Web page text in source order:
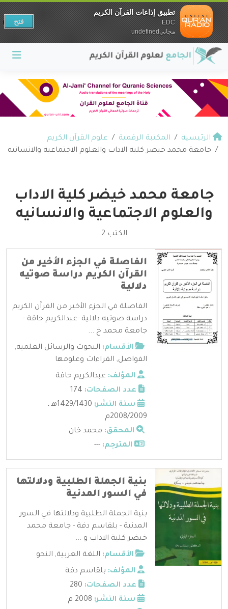
الرئيسية المكتبة الرقمية
علوم القرآن الكريم
جامعة محمد خيضر كلية الاداب والعلوم الاجتماعية والانسانيه
جامعة محمد خيضر كلية الاداب
والعلوم الاجتماعية والانسانيه
الكتب 2
الفاصلة في الجزء الأخير من
القرآن الكريم دراسة صوتيه
دلالية
الفاصلة في الجزء الأخير من القرآن الكريم
دراسة صوتيه دلالية -عبدالكريم حاقة -
جامعة محمد خ ...
الأقسام: البحوث والرسائل العلمية,
الفواصل, القراءات وعلومها
المؤلف: عبدالكريم حاقة
عدد الصفحات:
سنة النشر:
1429/1430هـ ـ
2008/2009م
المحقق: محمد خان
المترجم: ---
بنية الجملة الطلبية ودلالتها
في السور المدنية
بنية الجملة الطلبية ودلالتها في السور
المدنية - بلقاسم دفة - جامعة محمد
خيضر كلية الاداب و ...
الأقسام: اللغة العربية, النحو
المؤلف: بلقاسم دفة
عدد الصفحات:
سنة النشر:
تطبيق إذاعات القرآن الكريم
EDC
مجانيundefined
فتح